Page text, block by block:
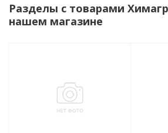
Разделы с товарами
нашем магазине